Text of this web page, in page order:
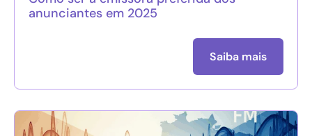
anunciantes em 2025
Saiba mais